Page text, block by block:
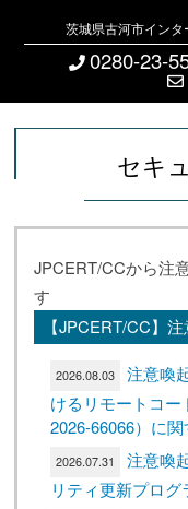
茨城県古河市イン
0280-23-
セキ
JPCERT/CCから注
す
【JPCERT/CC】
2026.08.03
注意喚
けるリモートコ
2026-66066）に
2026.07.31
注意喚
リティ更新プロ